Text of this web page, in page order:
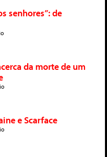
senhores”: de
da morte de um
e Scarface